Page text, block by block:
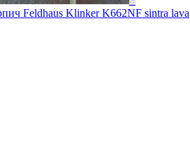
Feldhaus Klinker K662NF sintra lava